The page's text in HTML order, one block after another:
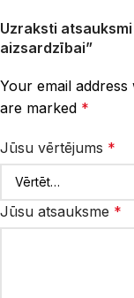
Uzraksti
aizsardzībai”
Your email
are marked *
Jūsu vērtējums *
Jūsu atsauksme *